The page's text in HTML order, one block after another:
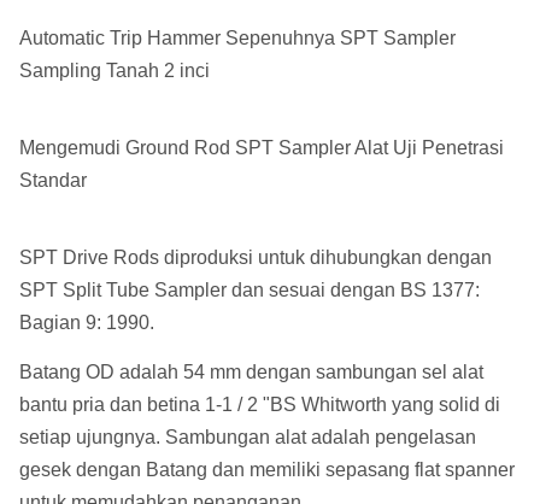
Automatic Trip Hammer Sepenuhnya SPT Sampler
Sampling Tanah 2 inci
Mengemudi Ground Rod SPT Sampler Alat Uji Penetrasi
Standar
SPT Drive Rods diproduksi untuk dihubungkan dengan
SPT Split Tube Sampler dan sesuai dengan BS 1377:
Bagian 9: 1990.
Batang OD adalah 54 mm dengan sambungan sel alat
bantu pria dan betina 1-1 / 2 "BS Whitworth yang solid di
setiap ujungnya. Sambungan alat adalah pengelasan
gesek dengan Batang dan memiliki sepasang flat spanner